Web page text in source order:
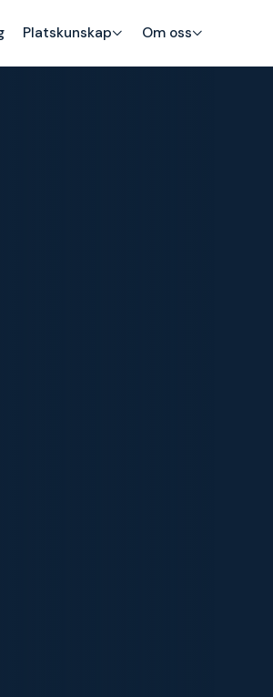
Platskunskap Om oss